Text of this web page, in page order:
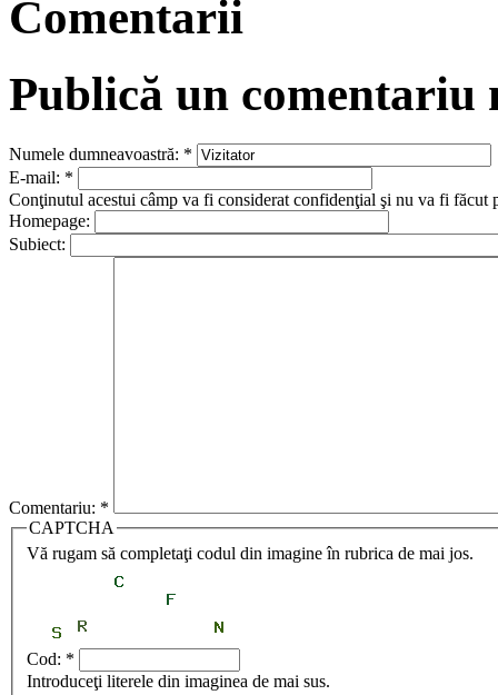
Comentarii
Publică un comentariu
Numele dumneavoastră: *
E-mail: *
Conţinutul acestui câmp va fi considerat confidenţial şi nu va fi făcut
Homepage:
Subiect:
Comentariu: *
CAPTCHA
Vă rugam să completaţi codul din imagine în rubrica de mai jos.
Cod: *
Introduceţi literele din imaginea de mai sus.